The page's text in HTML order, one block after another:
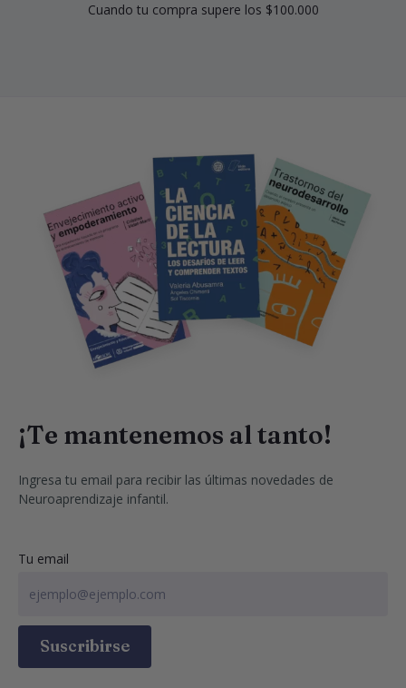
Cuando tu compra supere los $100.000
¡Te mantenemos al tanto!
Ingresa tu email para recibir las últimas novedades de
Neuroaprendizaje infantil.
Tu email
Suscribirse